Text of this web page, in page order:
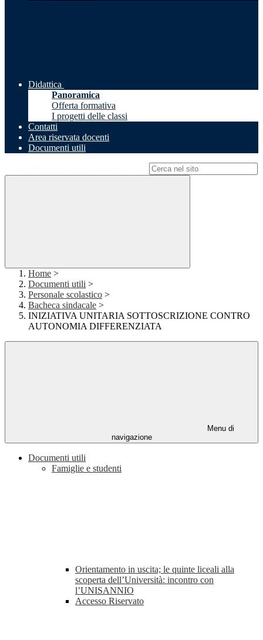
Didattica
Panoramica
Offerta formativa
I progetti delle classi
Contatti
Area riservata docenti
Documenti utili
Home >
Documenti utili >
Personale scolastico >
Bacheca sindacale >
INIZIATIVA UNITARIA SOTTOSCRIZIONE CONTRO
AUTONOMIA DIFFERENZIATA
Menu di
navigazione
Documenti utili
Famiglie e studenti
Orientamento in uscita; le quinte liceali alla
scoperta dell’Università: incontro con
l’UNISANNIO
Accesso Riservato